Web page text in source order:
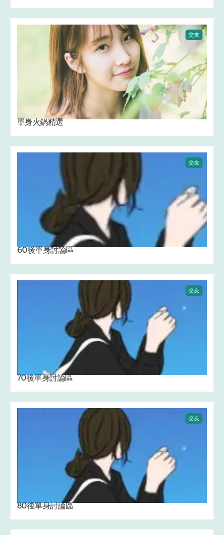
交友
單身火鍋精選
交友
60後單身討論區
交友
70後單身討論區
交友
80後單身討論區